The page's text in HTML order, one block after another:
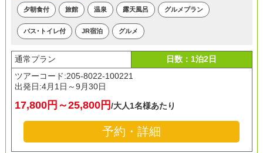
夕朝食付 旅館 温泉 露天風呂 グルメプラン
バス･トイレ付 JR宿泊 グルメ
通常プラン
日数：1泊2日
ツアーコード:205-8022-100221
出発日:4月1日～9月30日
17,800円～25,800円/大人1名様あたり
予約・詳細